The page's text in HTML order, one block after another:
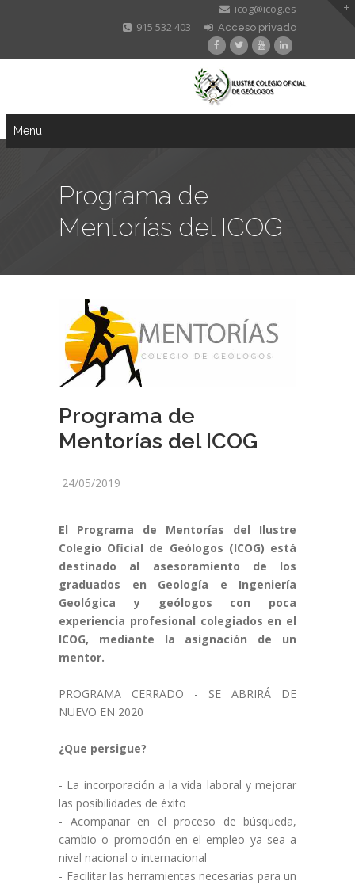
icog@icog.es
915 532 403
Acceso privado
Menu
Programa de
Mentorías del ICOG
Programa de
Mentorías del ICOG
24/05/2019
El Programa de Mentorías del Ilustre
Colegio Oficial de Geólogos (ICOG) está
destinado al asesoramiento de los
graduados en Geología e Ingeniería
Geológica y geólogos con poca
experiencia profesional colegiados en el
ICOG, mediante la asignación de un
mentor.
PROGRAMA CERRADO - SE ABRIRÁ DE
NUEVO EN 2020
¿Que persigue?
- La incorporación a la vida laboral y mejorar
las posibilidades de éxito
- Acompañar en el proceso de búsqueda,
cambio o promoción en el empleo ya sea a
nivel nacional o internacional
- Facilitar las herramientas necesarias para un